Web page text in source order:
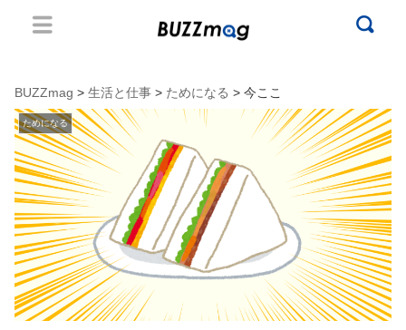
BUZZmag > 生活と仕事 > ためになる > 今ここ
ためになる